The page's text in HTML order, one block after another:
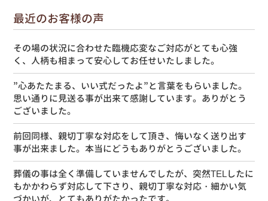
最近のお客様の声
その場の状況に合わせた臨機応変なご対応がとても心強
く、人柄も相まって安心してお任せいたしました。
”心あたたまる、いい式だったよ”と言葉をもらいました。
思い通りに見送る事が出来て感謝しています。ありがとう
ございました。
前回同様、親切丁寧な対応をして頂き、悔いなく送り出す
事が出来ました。本当にどうもありがとうございました。
葬儀の事は全く準備していませんでしたが、突然TELしたに
もかかわらず対応して下さり、親切丁寧な対応・細かい気